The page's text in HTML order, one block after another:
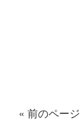
« 前のページ